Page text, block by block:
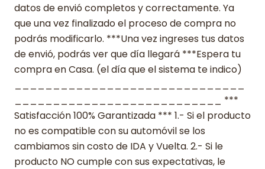
datos de envió completos y correctamente. Ya
que una vez finalizado el proceso de compra no
podrás modificarlo. ***Una vez ingreses tus datos
de envió, podrás ver que día llegará ***Espera tu
compra en Casa. (el día que el sistema te indico)
___________________________ ***
Satisfacción 100% Garantizada *** 1.- Si el producto
no es compatible con su automóvil se los
cambiamos sin costo de IDA y Vuelta. 2.- Si le
producto NO cumple con sus expectativas, le